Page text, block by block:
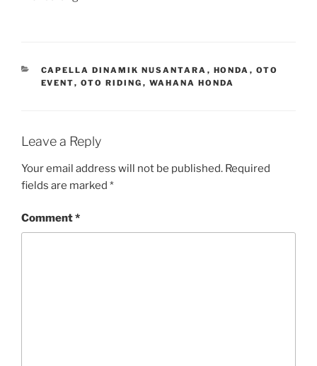
CATEGORIES
CAPELLA DINAMIK NUSANTARA , HONDA , OTO
EVENT, OTO RIDING , WAHANA HONDA
Leave a Reply
Your email address will not be published. Required
fields are marked *
Comment*